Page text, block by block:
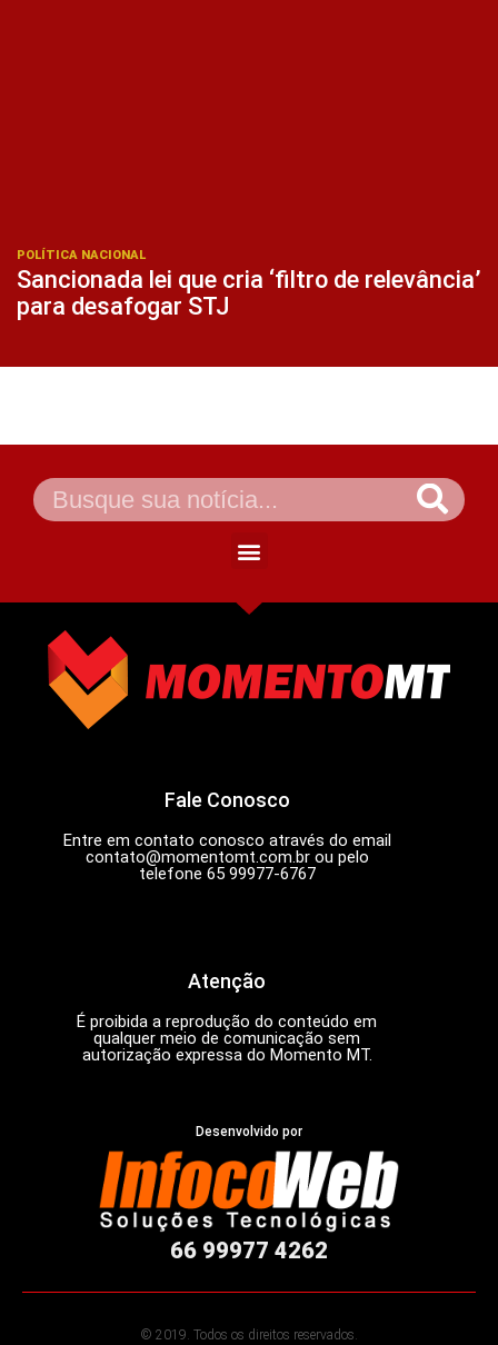
POLÍTICA NACIONAL
Sancionada lei que cria ‘filtro de relevância’
para desafogar STJ
Fale Conosco
Entre em contato conosco através do email
contato@momentomt.com.brou pelo
telefone 65 99977-6767
Atenção
É proibida a reprodução do conteúdo em
qualquer meio de comunicação sem
autorização expressa do Momento MT.
Desenvolvido por
66 99977 4262
© 2019. Todos os direitos reservados.